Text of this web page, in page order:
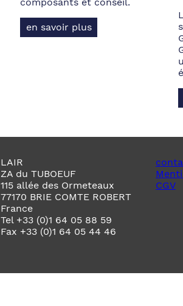
en savoir plus
LAIR
ZA du TUBOEUF
115 allée des Ormeteaux
77170 BRIE COMTE ROBERT
France
Tel +33 (0)1 64 05 88 59
Fax +33 (0)1 64 05 44 46
CGV